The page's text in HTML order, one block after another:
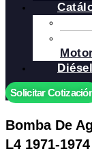
Solicitar
Bomba De
L4 1971-1974